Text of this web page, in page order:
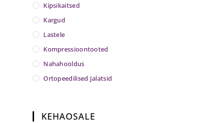
Kipsikaitsed
Kargud
Lastele
Kompressioontooted
Nahahooldus
Ortopeedilised Jalatsid
KEHAOSALE